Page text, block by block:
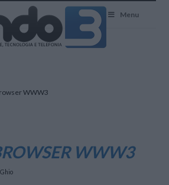
Menu
WWW3
WWW3